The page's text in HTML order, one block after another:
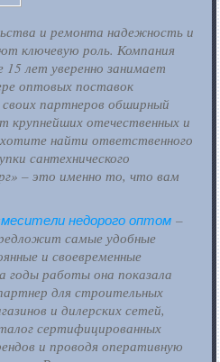
и ремонта надежность и
ключевую роль. Компания
лет уверенно занимает
оптовых поставок
своих партнеров обширный
крупнейших отечественных и
найти ответственного
сантехнического
– это именно то, что вам
недорого оптом –
самые удобные
и своевременные
годы работы она показала
для строительных
и дилерских сетей,
сертифицированных
и проводя оперативную